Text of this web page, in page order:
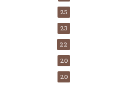
25
23
22
20
20